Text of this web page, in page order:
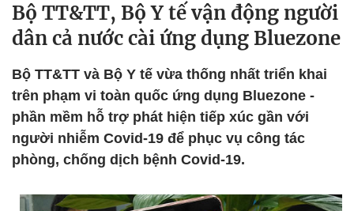
Bộ TT&TT, Bộ Y tế vận động người
dân cả nước cài ứng dụng Bluezone
Bộ TT&TT và Bộ Y tế vừa thống nhất triển khai
trên phạm vi toàn quốc ứng dụng Bluezone -
phần mềm hỗ trợ phát hiện tiếp xúc gần với
người nhiễm Covid-19 để phục vụ công tác
phòng, chống dịch bệnh Covid-19.